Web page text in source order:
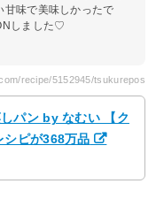
味で美味しかったで
しました♡
recipe/5152945/tsukurepos
パン by なむい 【ク
シピが368万品